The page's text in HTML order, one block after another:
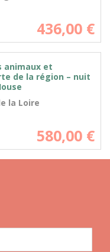
436,00 €
animaux et
de la région – nuit
la Loire
580,00 €